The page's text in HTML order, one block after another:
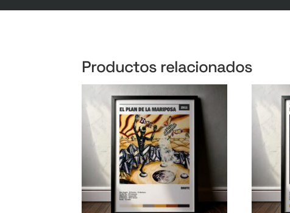
Productos relacionados